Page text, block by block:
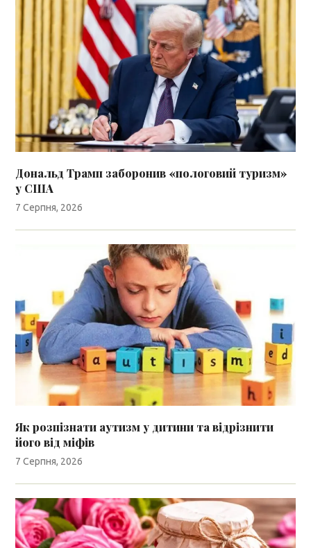
Дональд Трамп заборонив «пологовий туризм»
у США
7 Серпня, 2026
Як розпізнати аутизм у дитини та відрізнити
його від міфів
7 Серпня, 2026